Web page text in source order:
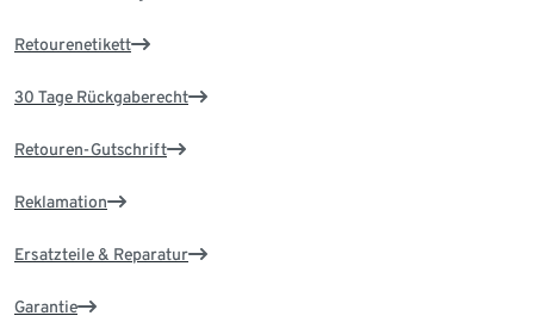
Retourenetikett
30 Tage Rückgaberecht
Retouren-Gutschrift
Reklamation
Ersatzteile & Reparatur
Garantie